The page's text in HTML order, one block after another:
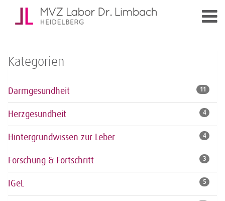
Kategorien
Darmgesundheit 11
Herzgesundheit 4
Hintergrundwissen zur Leber 4
Forschung & Fortschritt 3
IGeL 5